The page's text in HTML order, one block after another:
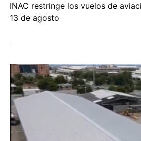
INAC restringe los vuelos de
13 de agosto